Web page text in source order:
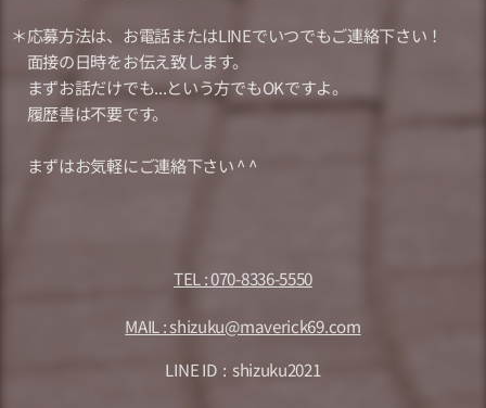
＊応募方法は、お電話またはLINEでいつでもご連絡下さい！
面接の日時をお伝え致します。
まずお話だけでも...という方でもOKですよ。
履歴書は不要です。
まずはお気軽にご連絡下さい ^ ^
TEL : 070-8336-5550
MAIL : shizuku@maverick69.com
LINE ID : shizuku2021